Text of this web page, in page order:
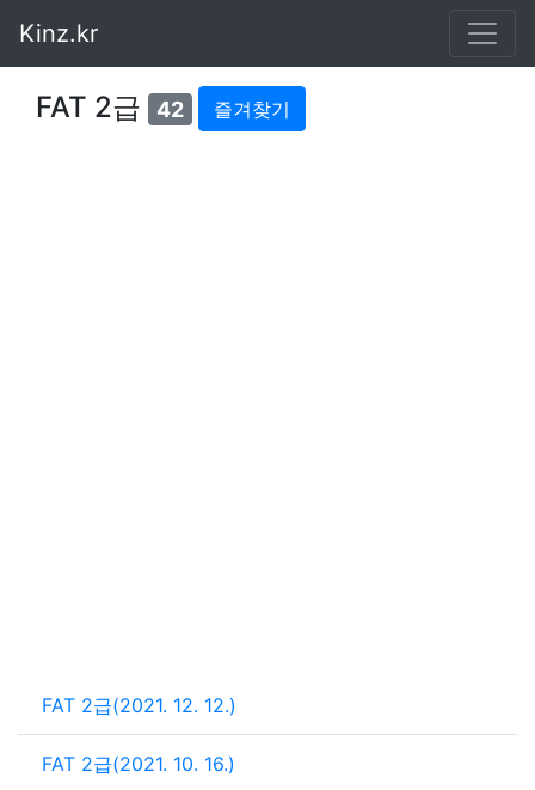
Kinz.kr
FAT 2급 42 즐겨찾기
FAT 2급(2021. 12. 12.)
FAT 2급(2021. 10. 16.)